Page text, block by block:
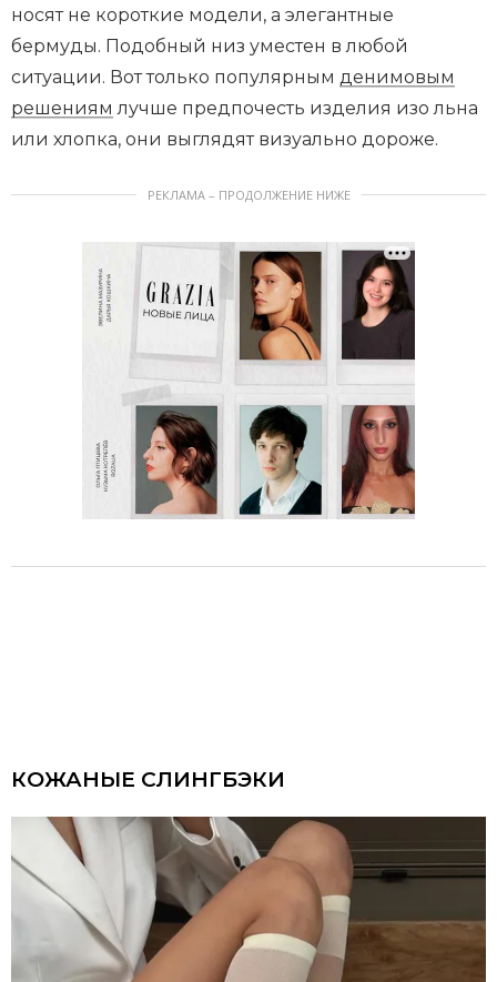
носят не короткие модели, а элегантные
бермуды. Подобный низ уместен в любой
ситуации. Вот только популярным денимовым
решениям лучше предпочесть изделия изо льна
или хлопка, они выглядят визуально дороже.
РЕКЛАМА – ПРОДОЛЖЕНИЕ НИЖЕ
КОЖАНЫЕ СЛИНГБЭКИ